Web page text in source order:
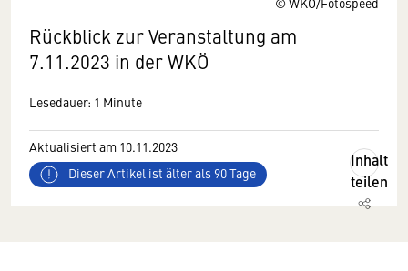
Rückblick zur Veranstaltung am
7.11.2023 in der WKÖ
Lesedauer: 1 Minute
Aktualisiert am 10.11.2023
Dieser Artikel ist älter als 90 Tage
Inhalt
teilen